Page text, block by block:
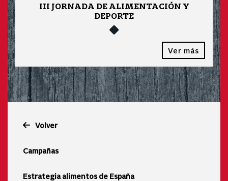
III JORNADA DE ALIMENTACIÓN Y
DEPORTE
Ver más
Volver
Campañas
Estrategia alimentos de España